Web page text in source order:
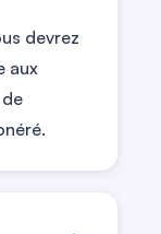
devrez
aux